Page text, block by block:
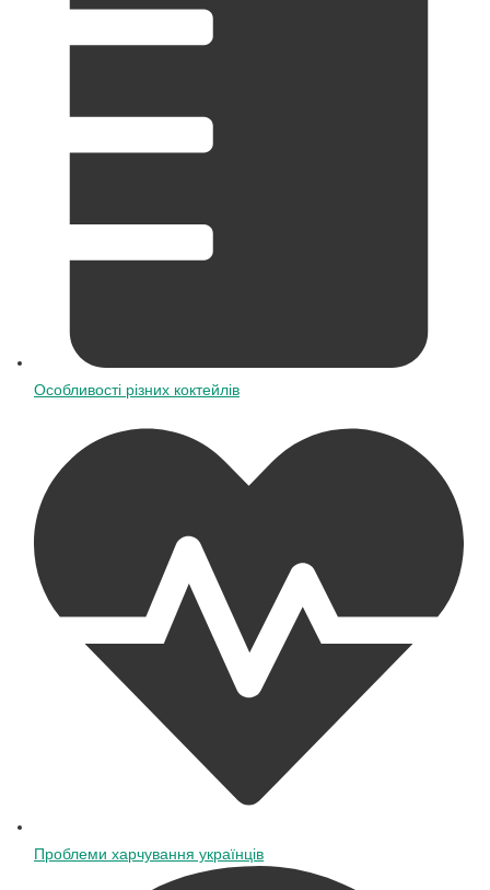
Особливості різних коктейлів
Проблеми харчування українців